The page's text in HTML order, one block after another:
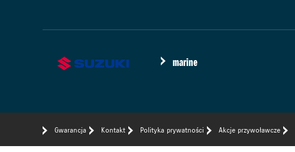
marine
Gwarancja Kontakt Polityka prywatności Akcje przywoławcze